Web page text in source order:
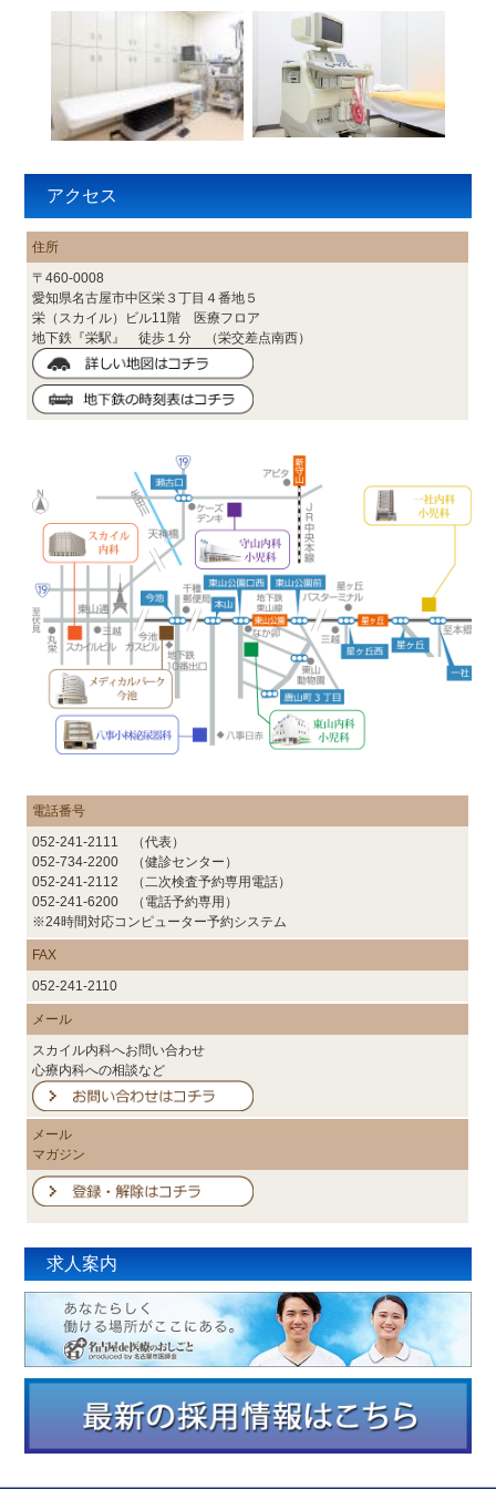
アクセス
住所
〒460-0008
愛知県名古屋市中区栄３丁目４番地５
栄（スカイル）ビル11階 医療フロア
地下鉄『栄駅』 徒歩１分 （栄交差点南西）
電話番号
052-241-2111 （代表）
052-734-2200 （健診センター）
052-241-2112 （二次検査予約専用電話）
052-241-6200 （電話予約専用）
※24時間対応コンピューター予約システム
FAX
052-241-2110
メール
スカイル内科へお問い合わせ
心療内科への相談など
メール
マガジン
求人案内